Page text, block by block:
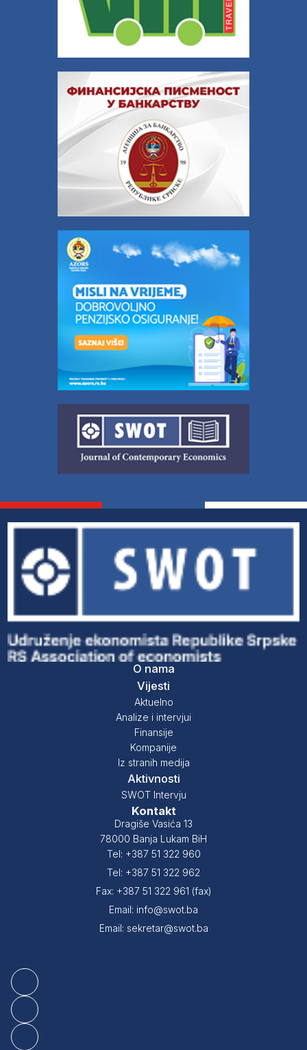
O nama
Vijesti
Aktuelno
Analize i intervjui
Finansije
Kompanije
Iz stranih medija
Aktivnosti
SWOT Intervju
Kontakt
Dragiše Vasića 13
78000 Banja Lukam BiH
Tel: +387 51 322 960
Tel: +387 51 322 962
Fax: +387 51 322 961 (fax)
Email: info@swot.ba
Email: sekretar@swot.ba